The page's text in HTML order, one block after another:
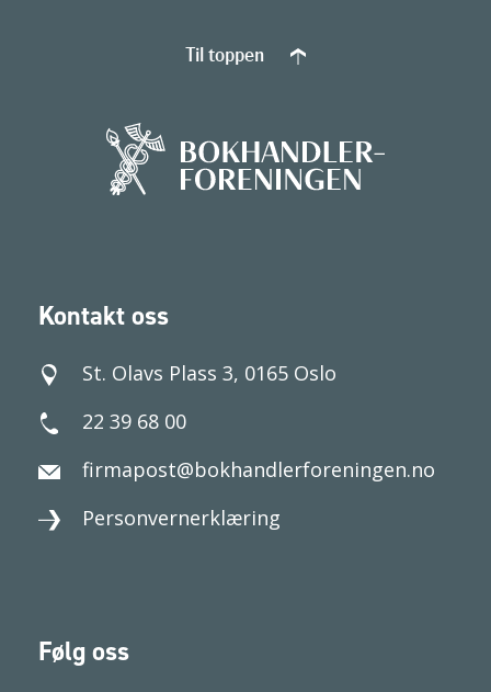
Kontakt oss
St. Olavs Plass 3, 0165 Oslo
22 39 68 00
firmapost@bokhandlerforeningen.no
Personvernerklæring
Følg oss
Til toppen